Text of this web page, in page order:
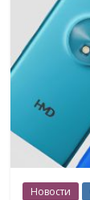
Новости